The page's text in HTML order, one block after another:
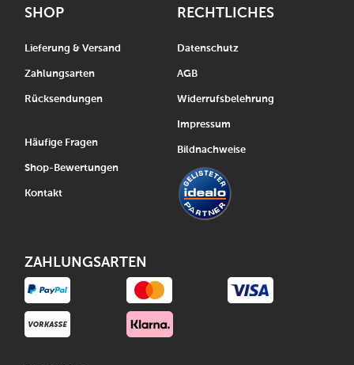
SHOP
Lieferung & Versand
Zahlungsarten
Rücksendungen
Häufige Fragen
Shop-Bewertungen
Kontakt
RECHTLICHES
Datenschutz
AGB
Widerrufsbelehrung
Impressum
Bildnachweise
ZAHLUNGSARTEN